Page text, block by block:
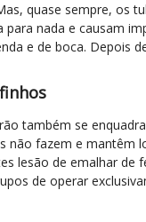
quase sempre, os
para nada e causam
e de boca. Depois
também se
não fazem e mantêm
lesão de emalhar
de operar